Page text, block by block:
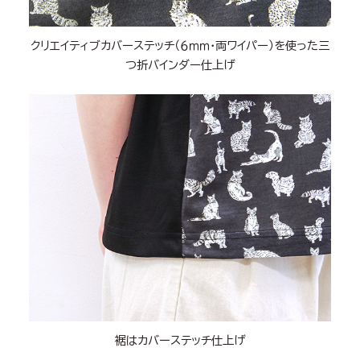
クリエイティブカバーステッチ（６ｍｍ・両ワイパー）を使った三
つ折バインダー仕上げ
裾はカバーステッチ仕上げ